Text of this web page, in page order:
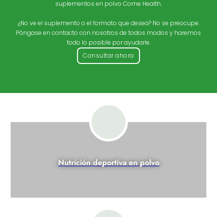
suplementos en polvo Come Health.
¿No ve el suplemento o el formato que desea? No se preocupe.
Póngase en contacto con nosotros de todos modos y haremos
todo lo posible por ayudarle.
Consultar ahora
Nutrición deportiva en polvo